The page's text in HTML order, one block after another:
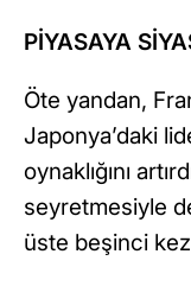
PİYASAYA
Öte yandan,
Japonya’daki
oynaklığını
seyretmesiyle
üste beşinci kez